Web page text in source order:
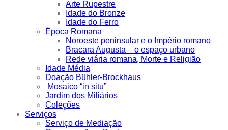
Arte Rupestre
Idade do Bronze
Idade do Ferro
Época Romana
Noroeste peninsular e o Império romano
Bracara Augusta – o espaço urbano
Rede viária romana, Morte e Religião
Idade Média
Doação Bühler-Brockhaus
Mosaico “in situ”
Jardim dos Miliários
Coleções
Serviços
Serviço de Mediação